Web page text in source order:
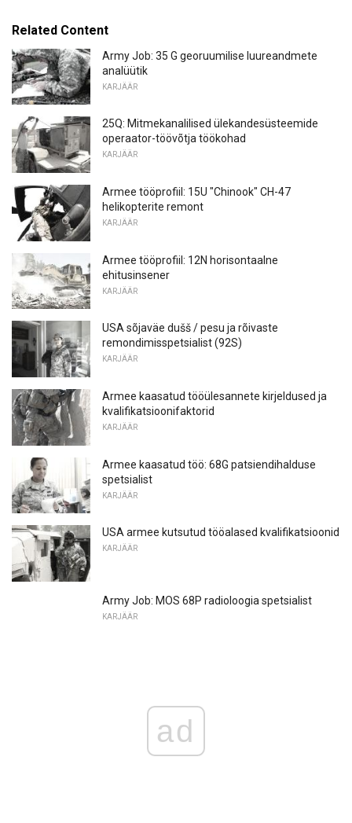
Related Content
Army Job: 35 G georuumilise luureandmete
analüütik
KARJÄÄR
25Q: Mitmekanalilised ülekandesüsteemide
operaator-töövõtja töökohad
KARJÄÄR
Armee tööprofiil: 15U "Chinook" CH-47
helikopterite remont
KARJÄÄR
Armee tööprofiil: 12N horisontaalne
ehitusinsener
KARJÄÄR
USA sõjaväe dušš / pesu ja rõivaste
remondimisspetsialist (92S)
KARJÄÄR
Armee kaasatud tööülesannete kirjeldused ja
kvalifikatsioonifaktorid
KARJÄÄR
Armee kaasatud töö: 68G patsiendihalduse
spetsialist
KARJÄÄR
USA armee kutsutud tööalased kvalifikatsioonid
KARJÄÄR
Army Job: MOS 68P radioloogia spetsialist
KARJÄÄR
ad